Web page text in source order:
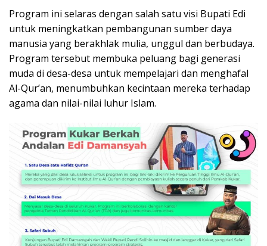
Program ini selaras dengan salah satu visi Bupati Edi
untuk meningkatkan pembangunan sumber daya
manusia yang berakhlak mulia, unggul dan berbudaya.
Program tersebut membuka peluang bagi generasi
muda di desa-desa untuk mempelajari dan menghafal
Al-Qur’an, menumbuhkan kecintaan mereka terhadap
agama dan nilai-nilai luhur Islam.